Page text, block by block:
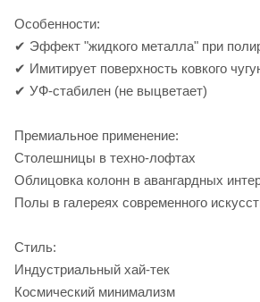
Особенности:
✔ Эффект "жидкого металла" при
✔ Имитирует поверхность ковкого
✔ УФ-стабилен (не выцветает)
Премиальное применение:
Столешницы в техно-лофтах
Облицовка колонн в авангардных
Полы в галереях современного
Стиль:
Индустриальный хай-тек
Космический минимализм